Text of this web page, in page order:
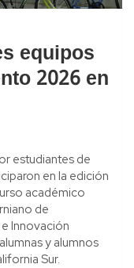
equipos
2026 en
estudiantes de
en la edición
académico
de
Innovación
y alumnos
Sur.